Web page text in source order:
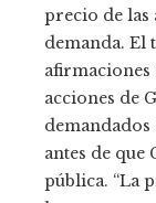
precio de las
demanda. El
afirmaciones
acciones de
antes de
pública. “La